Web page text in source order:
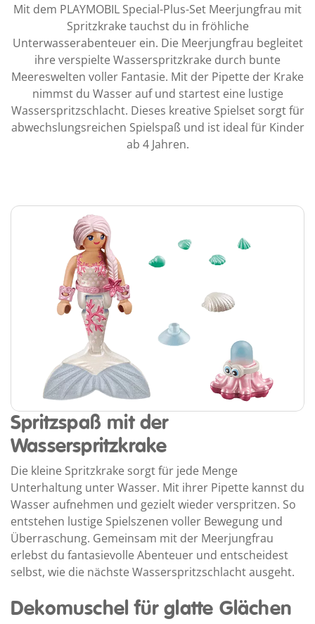
Mit dem PLAYMOBIL Special-Plus-Set Meerjungfrau mit
Spritzkrake tauchst du in fröhliche
Unterwasserabenteuer ein. Die Meerjungfrau begleitet
ihre verspielte Wasserspritzkrake durch bunte
Meereswelten voller Fantasie. Mit der Pipette der Krake
nimmst du Wasser auf und startest eine lustige
Wasserspritzschlacht. Dieses kreative Spielset sorgt für
abwechslungsreichen Spielspaß und ist ideal für Kinder
ab 4 Jahren.
Spritzspaß mit der
Wasserspritzkrake
Die kleine Spritzkrake sorgt für jede Menge
Unterhaltung unter Wasser. Mit ihrer Pipette kannst du
Wasser aufnehmen und gezielt wieder verspritzen. So
entstehen lustige Spielszenen voller Bewegung und
Überraschung. Gemeinsam mit der Meerjungfrau
erlebst du fantasievolle Abenteuer und entscheidest
selbst, wie die nächste Wasserspritzschlacht ausgeht.
Dekomuschel für glatte Glächen